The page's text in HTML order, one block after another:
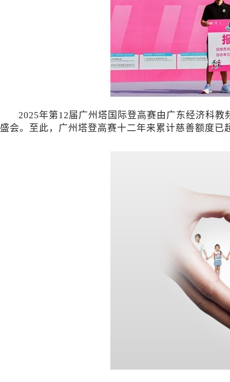
2025年第12届广州塔国际登高赛由广东经济科
盛会。至此，广州塔登高赛十二年来累计慈善额度已